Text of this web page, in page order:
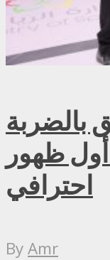
بالضربة
ظهور
احترافي
ByAmr